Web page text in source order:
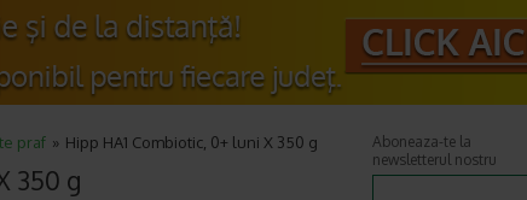
praf Hipp HA1 Combiotic, 0+ luni X 350 g
350 g
Aboneaza-te la
newsletterul nostru